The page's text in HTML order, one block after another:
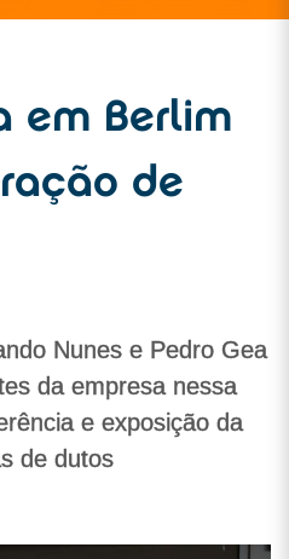
em Berlim
de
Nunes e Pedro Gea
da empresa nessa
e exposição da
de dutos